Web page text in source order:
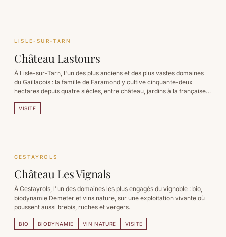
LISLE-SUR-TARN
Château Lastours
À Lisle-sur-Tarn, l'un des plus anciens et des plus vastes domaines
du Gaillacois : la famille de Faramond y cultive cinquante-deux
hectares depuis quatre siècles, entre château, jardins à la française
et chais voûtés.
VISITE
CESTAYROLS
Château Les Vignals
À Cestayrols, l'un des domaines les plus engagés du vignoble : bio,
biodynamie Demeter et vins nature, sur une exploitation vivante où
poussent aussi brebis, ruches et vergers.
BIO BIODYNAMIE VIN NATURE VISITE